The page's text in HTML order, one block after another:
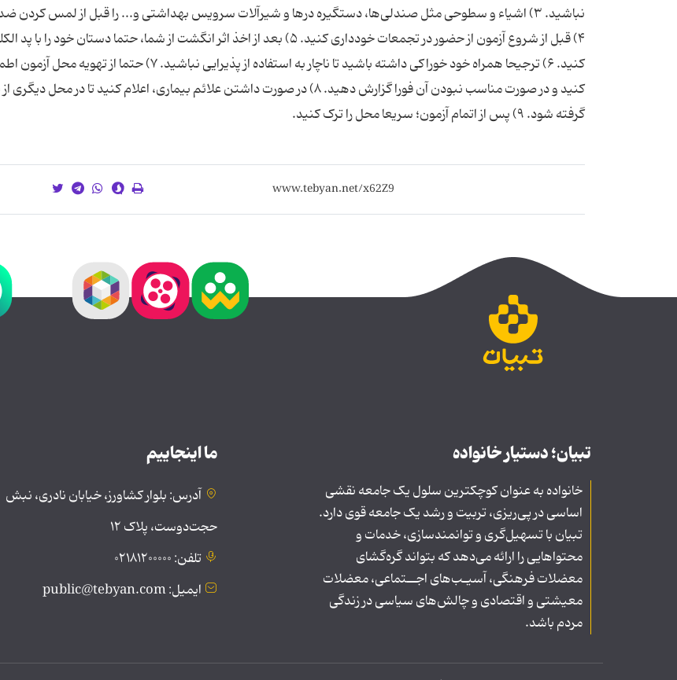
نباشید. ۳) اشياء و سطوحی مثل صندلی‌ها، دستگيره درها و شیرآلات سرويس بهداشتی و... را قبل از لمس کردن
۴) قبل از شروع آزمون از حضور در تجمعات خودداری کنید. ۵) بعد از اخذ اثر انگشت از شما، حتما دستان خود را
کنید. ۶) ترجیحا همراه خود خوراکی داشته باشید تا ناچار به استفاده از پذیرایی نباشید. ۷)
کنید و در صورت مناسب نبودن آن فورا گزارش دهید. ۸) در صورت داشتن علائم بیماری، اعلام کنید تا در محل
گرفته شود. ۹) پس از اتمام آزمون؛ سریعا محل را ترک کنید.
تبیان؛ دستیار خانواده
خانواده به عنوان کوچکترین سلول یک جامعه نقشی
اساسی در پی‌ریزی، تربیت و رشد یک جامعه قوی دارد.
تبیان با تسهیل‌گری و توانمندسازی، خدمات و
محتواهایی را ارائه می‌دهد که بتواند گره‌گشای
معضلات فرهنگی، آسیـب‌های اجــتماعی، معضلات
معیشتی و اقتصادی و چالش‌های سیاسی در زندگی
مردم باشد.
ما اینجاییم
آدرس: بلوار کشاورز، خیابان نادری، نبش
حجت‌دوست، پلاک ۱۲
تلفن: ۰۲۱۸۱۲۰۰۰۰۰
ایمیل: public@tebyan.com